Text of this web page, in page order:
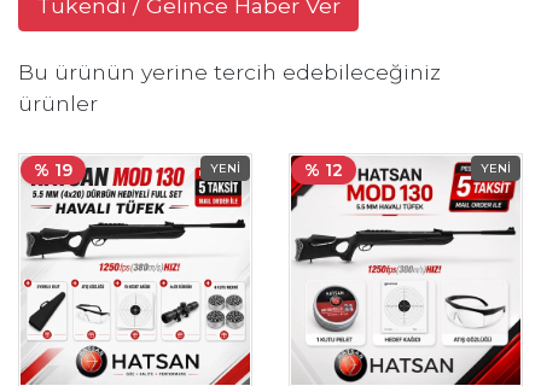
Tükendi / Gelince Haber Ver
Bu ürünün yerine tercih edebileceğiniz
ürünler
% 19 % 12